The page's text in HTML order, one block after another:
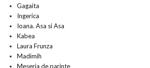
Gagaita
Ingerica
Ioana. Asa si Asa
Kabea
Laura Frunza
Madimih
Meseria de parinte